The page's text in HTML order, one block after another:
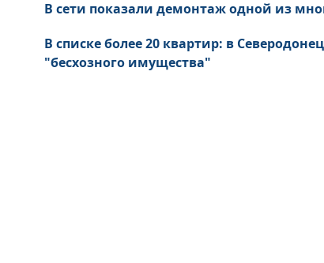
В сети показали демонтаж одной из
В списке более 20 квартир: в
"бесхозного имущества"